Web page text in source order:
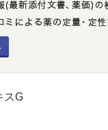
スG